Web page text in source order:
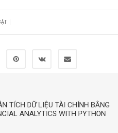
TÍCH DỮ LIỆU TÀI CHÍNH BẰNG
ANALYTICS WITH PYTHON